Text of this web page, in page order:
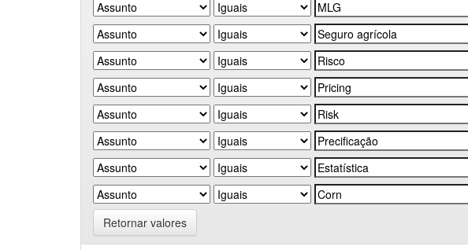
Retornar valores